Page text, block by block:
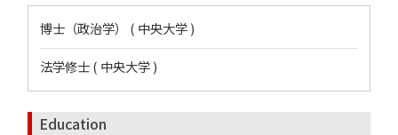
博士（政治学） ( 中央大学 )
法学修士 ( 中央大学 )
Education